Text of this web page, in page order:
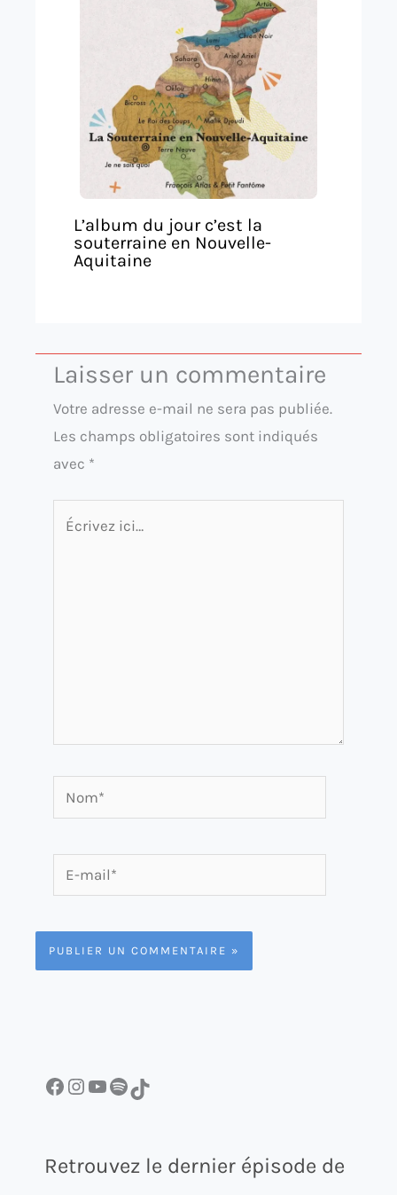
L’album du jour c’est la
souterraine en Nouvelle-
Aquitaine
Laisser un commentaire
Votre adresse e-mail ne sera pas publiée.
Les champs obligatoires sont indiqués
avec *
Écrivez
Nom*
mail*
Facebook InstagramYouTube Spotify TikTok
Retrouvez le dernier épisode de